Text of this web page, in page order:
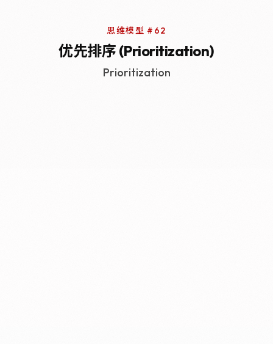
思维模型 #62
优先排序 (Prioritization)
Prioritization